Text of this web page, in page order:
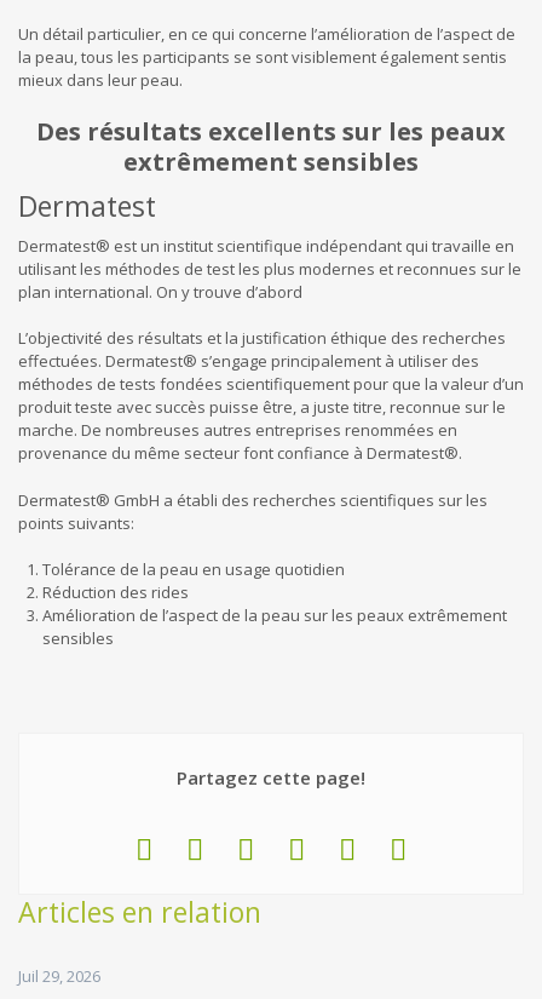
Un détail particulier, en ce qui concerne l’amélioration de l’aspect de
la peau, tous les participants se sont visiblement également sentis
mieux dans leur peau.
Des résultats excellents sur les peaux
extrêmement sensibles
Dermatest
Dermatest® est un institut scientifique indépendant qui travaille en
utilisant les méthodes de test les plus modernes et reconnues sur le
plan international. On y trouve d’abord
L’objectivité des résultats et la justification éthique des recherches
effectuées. Dermatest® s’engage principalement à utiliser des
méthodes de tests fondées scientifiquement pour que la valeur d’un
produit teste avec succès puisse être, a juste titre, reconnue sur le
marche. De nombreuses autres entreprises renommées en
provenance du même secteur font confiance à Dermatest®.
Dermatest® GmbH a établi des recherches scientifiques sur les
points suivants:
Tolérance de la peau en usage quotidien
Réduction des rides
Amélioration de l’aspect de la peau sur les peaux extrêmement
sensibles
Partagez cette page!
Articles en relation
Juil 29, 2026